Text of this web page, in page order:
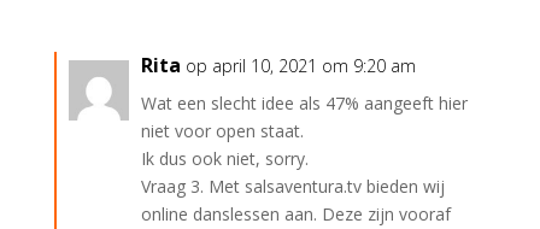
Rita op april 10, 2021 om 9:20 am
Wat een slecht idee als 47% aangeeft hier
niet voor open staat.
Ik dus ook niet, sorry.
Vraag 3. Met salsaventura.tv bieden wij
online danslessen aan. Deze zijn vooraf